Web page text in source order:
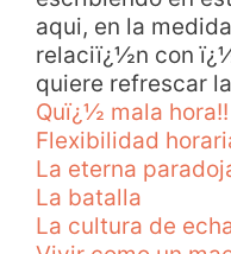
aqui, en la
relaciï¿½n con
quiere refrescar
Quï¿½ mala hora!!
Flexibilidad
La eterna
La batalla
La cultura de